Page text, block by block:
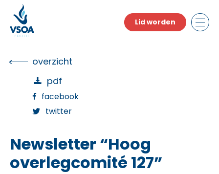
the
content
Lid worden
overzicht
pdf
facebook
twitter
Newsletter “Hoog
overlegcomité 127”